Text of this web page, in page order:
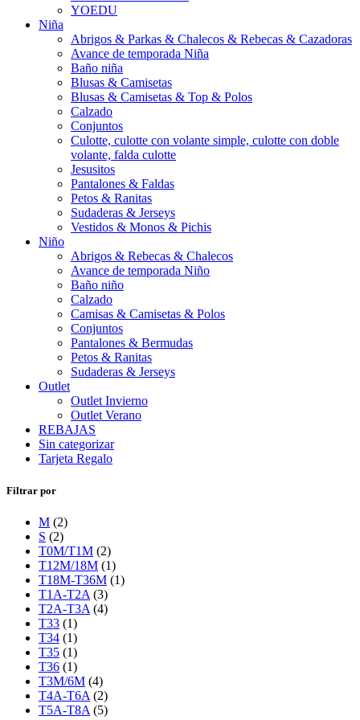
YOEDU
Niña
Abrigos & Parkas & Chalecos & Rebecas & Cazadoras
Avance de temporada Niña
Baño niña
Blusas & Camisetas
Blusas & Camisetas & Top & Polos
Calzado
Conjuntos
Culotte, culotte con volante simple, culotte con doble
volante, falda culotte
Jesusitos
Pantalones & Faldas
Petos & Ranitas
Sudaderas & Jerseys
Vestidos & Monos & Pichis
Niño
Abrigos & Rebecas & Chalecos
Avance de temporada Niño
Baño niño
Calzado
Camisas & Camisetas & Polos
Conjuntos
Pantalones & Bermudas
Petos & Ranitas
Sudaderas & Jerseys
Outlet
Outlet Invierno
Outlet Verano
REBAJAS
Sin categorizar
Tarjeta Regalo
Filtrar por
M (2)
S (2)
T0M/T1M (2)
T12M/18M (1)
T18M-T36M (1)
T1A-T2A (3)
T2A-T3A (4)
T33 (1)
T34 (1)
T35 (1)
T36 (1)
T3M/6M (4)
T4A-T6A (2)
T5A-T8A (5)